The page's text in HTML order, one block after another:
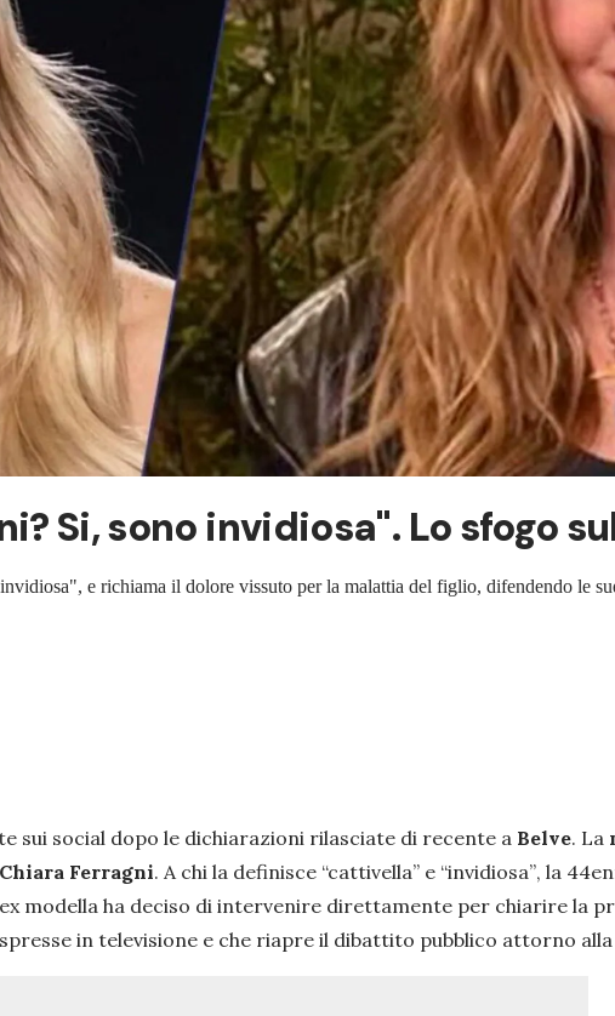
Si, sono invidiosa". Lo sfogo
e richiama il dolore vissuto per la malattia del figlio, difendendo le
sui social dopo le dichiarazioni rilasciate di recente a Belve. La
Chiara Ferragni. A chi la definisce “cattivella” e “invidiosa”, la
modella ha deciso di intervenire direttamente per chiarire la
in televisione e che riapre il dibattito pubblico attorno alla